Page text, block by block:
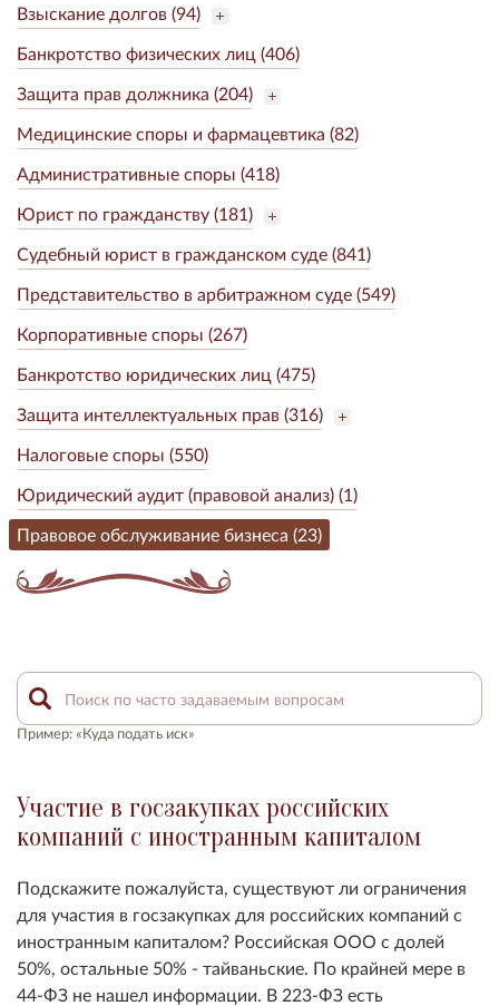
Взыскание долгов (94)
Банкротство физических лиц (406)
Защита прав должника (204)
Медицинские споры и фармацевтика (82)
Административные споры (418)
Юрист по гражданству (181)
Судебный юрист в гражданском суде (841)
Представительство в арбитражном суде (549)
Корпоративные споры (267)
Банкротство юридических лиц (475)
Защита интеллектуальных прав (316)
Налоговые споры (550)
Юридический аудит (правовой анализ) (1)
Правовое обслуживание бизнеса (23)
Пример: «Куда подать иск»
Участие в госзакупках российских
компаний с иностранным капиталом
Подскажите пожалуйста, существуют ли ограничения
для участия в госзакупках для российских компаний с
иностранным капиталом? Российская ООО с долей
50%, остальные 50% - тайваньские. По крайней мере в
44-ФЗ не нашел информации. В 223-ФЗ есть